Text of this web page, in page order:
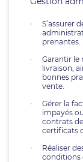
S’assurer
prenantes.
Garantir le
livraison,
bonnes
vente.
Gérer la
impayés
contrats
certificats
Réaliser
conditions